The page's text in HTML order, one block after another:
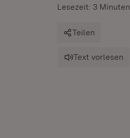
Lesezeit: 3 Minuten
Teilen
Text vorlesen